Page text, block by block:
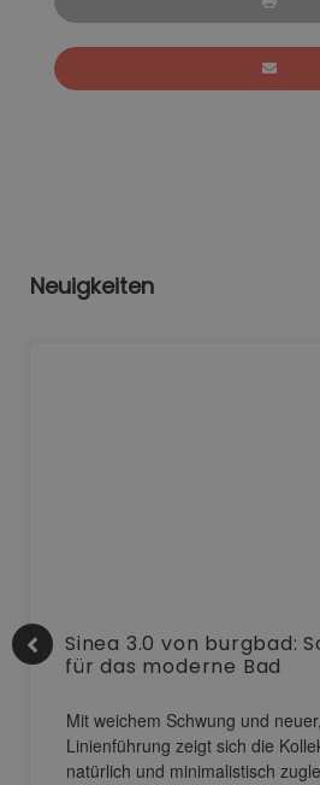
Neuigkeiten
Sinea 3.0 von burgbad:
für das moderne Bad
Mit weichem Schwung und
Linienführung zeigt sich die
natürlich und minimalistisch